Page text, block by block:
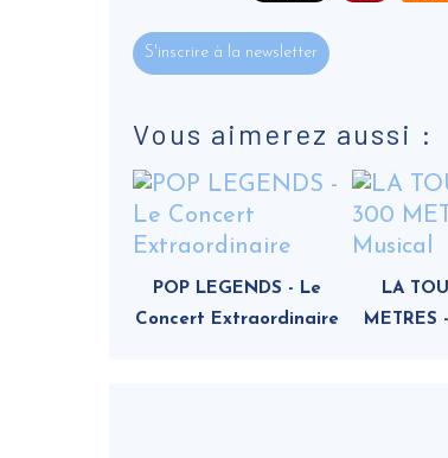
S'inscrire à la newsletter
Vous aimerez aussi :
POP LEGENDS - Le
Concert Extraordinaire
LA
METRES